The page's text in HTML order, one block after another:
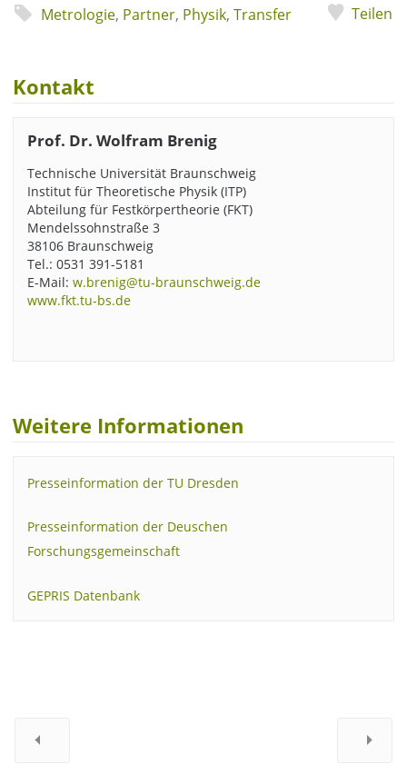
Metrologie, Partner, Physik, Transfer Teilen
Kontakt
Prof. Dr. Wolfram Brenig
Technische Universität Braunschweig
Institut für Theoretische Physik (ITP)
Abteilung für Festkörpertheorie (FKT)
Mendelssohnstraße 3
38106 Braunschweig
Tel.: 0531 391-5181
E-Mail: w.brenig@tu-braunschweig.de
www.fkt.tu-bs.de
Weitere Informationen
Presseinformation der TU Dresden
Presseinformation der Deuschen
Forschungsgemeinschaft
GEPRIS Datenbank